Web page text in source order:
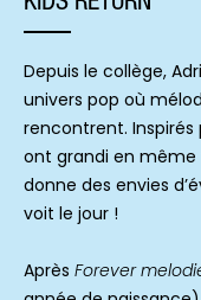
Depuis le collège,
univers pop où
rencontrent.
ont grandi en même
donne des envies
voit le jour !
Après Forever